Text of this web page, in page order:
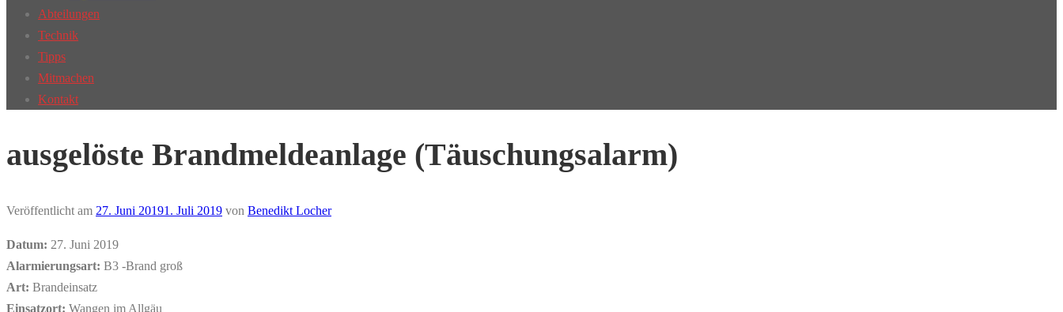
Abteilungen
Technik
Tipps
Mitmachen
Kontakt
ausgelöste Brandmeldeanlage (Täuschungsalarm)
Veröffentlicht am 27. Juni 20191. Juli 2019 von Benedikt Locher
Datum: 27. Juni 2019
Alarmierungsart: B3 -Brand groß
Art: Brandeinsatz
Einsatzort: Wangen im Allgäu